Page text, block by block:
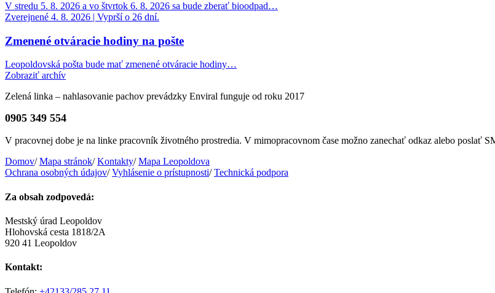
V stredu 5. 8. 2026 a vo štvrtok 6. 8. 2026 sa bude zberať bioodpad…
Zverejnené 4. 8. 2026 | Vyprší o 26 dní.
Zmenené otváracie hodiny na pošte
Leopoldovská pošta bude mať zmenené otváracie hodiny…
Zobraziť archív
Zelená linka – nahlasovanie pachov prevádzky Enviral funguje od roku 2017
0905 349 554
V pracovnej dobe je na linke pracovník životného prostredia. V mimopracovnom čase možno zanechať odkaz alebo poslať
Domov/ Mapa stránok/ Kontakty/ Mapa Leopoldova
Ochrana osobných údajov/ Vyhlásenie o prístupnosti/ Technická podpora
Za obsah zodpovedá:
Mestský úrad Leopoldov
Hlohovská cesta 1818/2A
920 41 Leopoldov
Kontakt: